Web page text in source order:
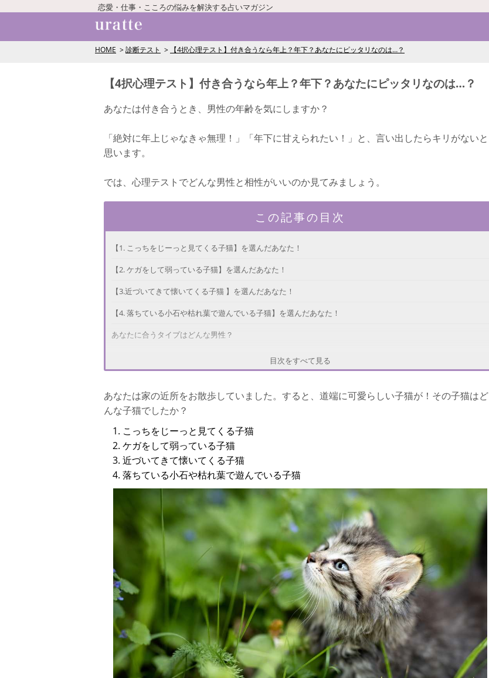
恋愛・仕事・こころの悩みを解決する占いマガジン
HOME 診断テスト 【4択心理テスト】付き合うなら年上？年下？あなたにピッタリなのは…？
【4択心理テスト】付き合うなら年上？年下？あなたにピッタリなのは…？
あなたは付き合うとき、男性の年齢を気にしますか？
「絶対に年上じゃなきゃ無理！」「年下に甘えられたい！」と、言い出したらキリがないと
思います。
では、心理テストでどんな男性と相性がいいのか見てみましょう。
この記事の目次
【1. こっちをじーっと見てくる子猫】を選んだあなた！
【2. ケガをして弱っている子猫】を選んだあなた！
【3.近づいてきて懐いてくる子猫 】を選んだあなた！
【4. 落ちている小石や枯れ葉で遊んでいる子猫】を選んだあなた！
あなたに合うタイプはどんな男性？
目次をすべて見る
あなたは家の近所をお散歩していました。すると、道端に可愛らしい子猫が！その子猫はど
んな子猫でしたか？
こっちをじーっと見てくる子猫
ケガをして弱っている子猫
近づいてきて懐いてくる子猫
落ちている小石や枯れ葉で遊んでいる子猫